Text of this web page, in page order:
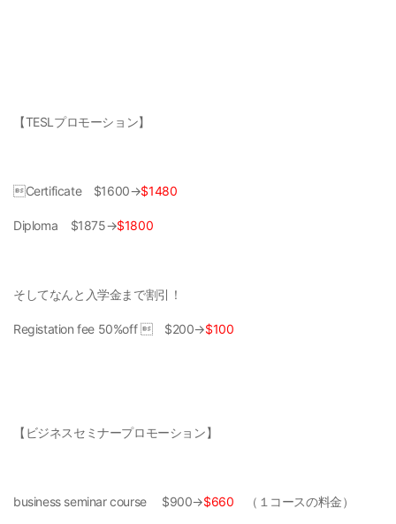
【TESLプロモーション】
Certificate $1600→$1480
Diploma $1875→$1800
そしてなんと入学金まで割引！
Registation fee 50%off  $200→$100
【ビジネスセミナープロモーション】
business seminar course $900→$660 （１コースの料金）